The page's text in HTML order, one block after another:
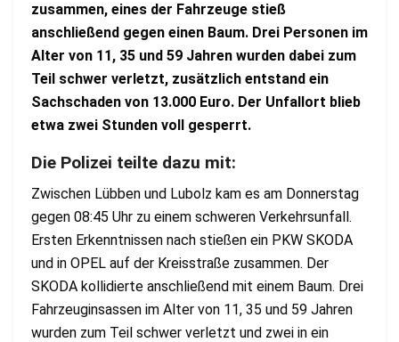
zusammen, eines der Fahrzeuge stieß
anschließend gegen einen Baum. Drei Personen im
Alter von 11, 35 und 59 Jahren wurden dabei zum
Teil schwer verletzt, zusätzlich entstand ein
Sachschaden von 13.000 Euro. Der Unfallort blieb
etwa zwei Stunden voll gesperrt.
Die Polizei teilte dazu mit:
Zwischen Lübben und Lubolz kam es am Donnerstag
gegen 08:45 Uhr zu einem schweren Verkehrsunfall.
Ersten Erkenntnissen nach stießen ein PKW SKODA
und in OPEL auf der Kreisstraße zusammen. Der
SKODA kollidierte anschließend mit einem Baum. Drei
Fahrzeuginsassen im Alter von 11, 35 und 59 Jahren
wurden zum Teil schwer verletzt und zwei in ein